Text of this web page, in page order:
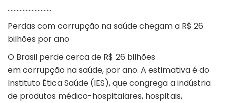
………………………..
Perdas com corrupção na saúde chegam a R$ 26
bilhões por ano
O Brasil perde cerca de R$ 26 bilhões
emcorrupção na saúde, por ano. A estimativa é do
Instituto Ética Saúde (IES), que congrega a indústria
de produtos médico-hospitalares, hospitais,